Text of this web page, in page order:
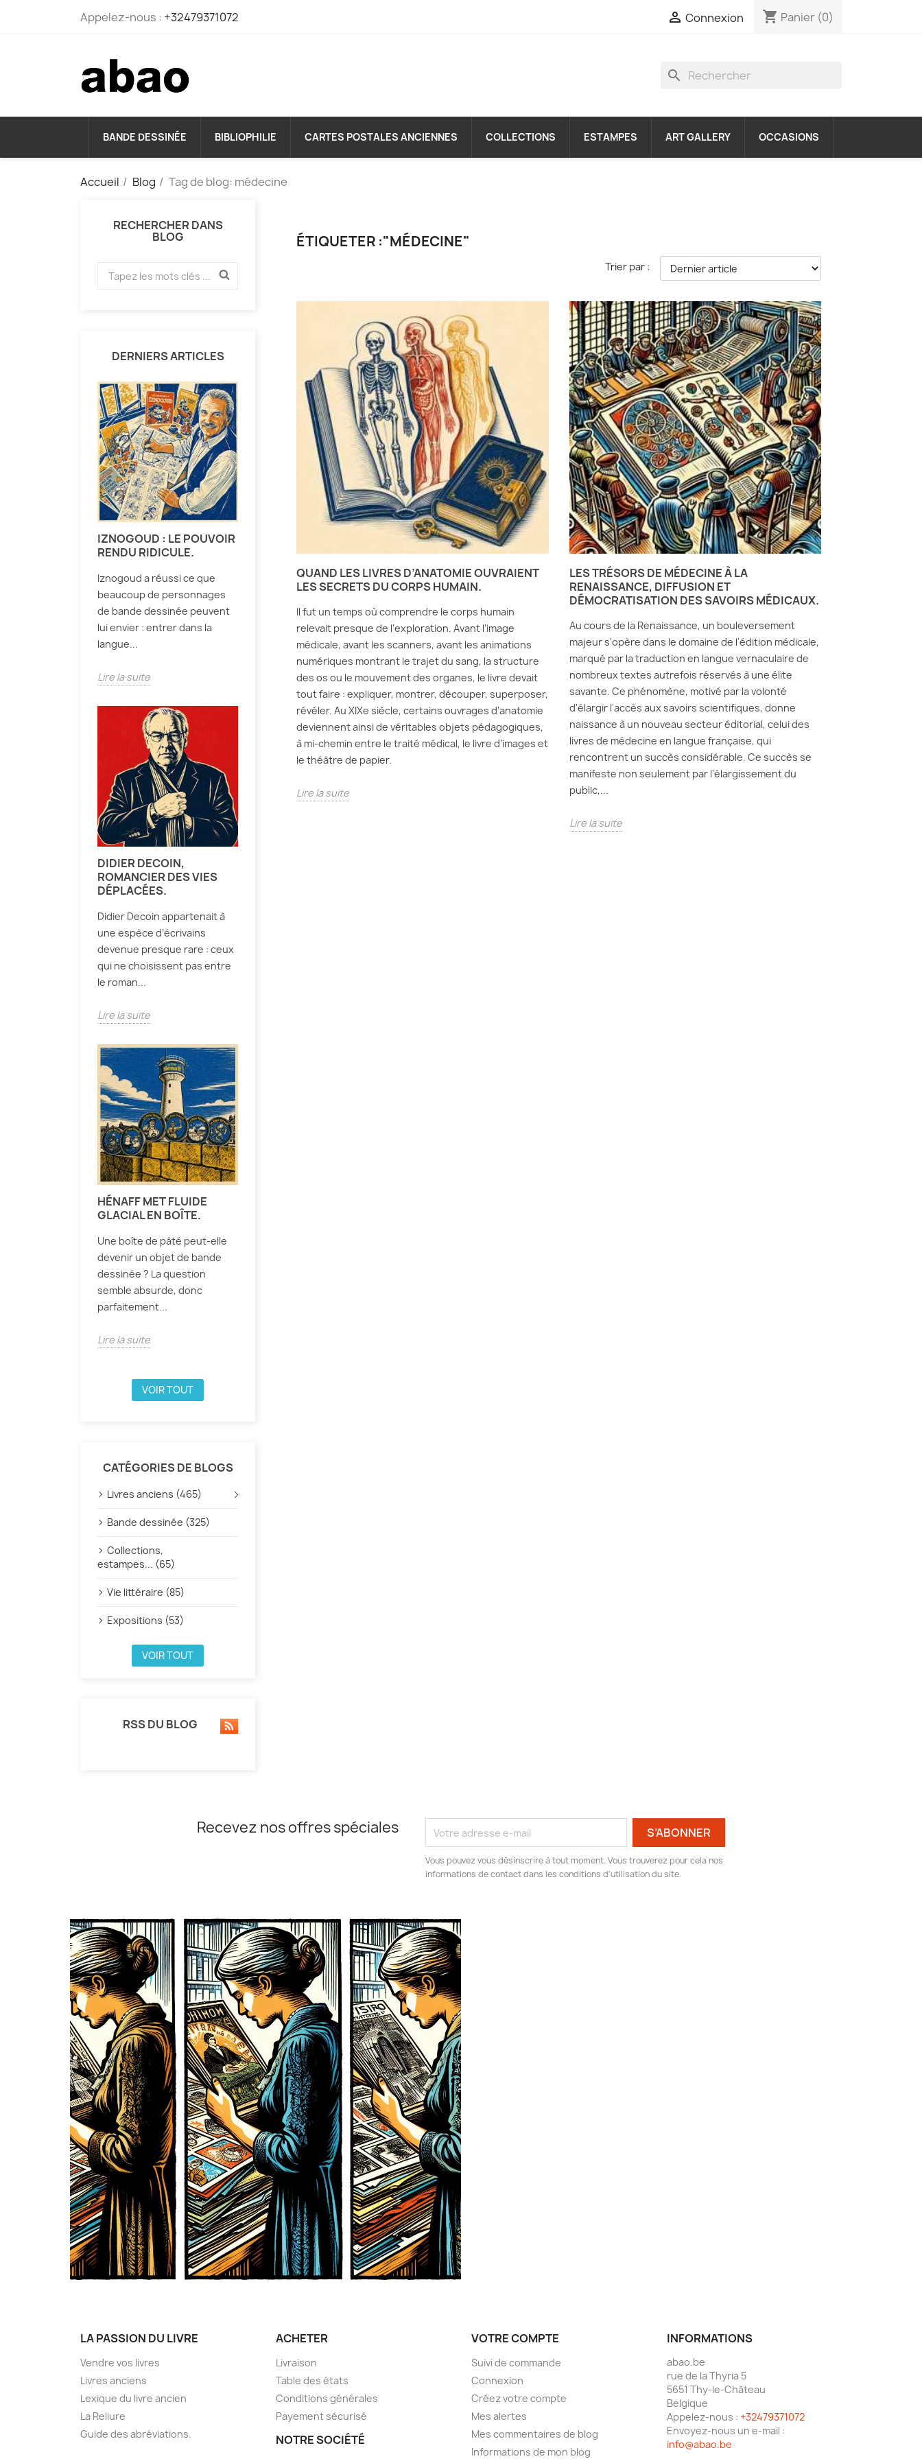
Appelez-nous : +32479371072  Connexion shopping_cart Panier (0)
search
BANDE DESSINÉE BIBLIOPHILIE CARTES POSTALES ANCIENNES COLLECTIONS ESTAMPES ART GALLERY OCCASIONS
Accueil Blog Tag de blog: médecine
RECHERCHER DANS
BLOG
DERNIERS ARTICLES
IZNOGOUD : LE POUVOIR
RENDU RIDICULE.
Iznogoud a réussi ce que
beaucoup de personnages
de bande dessinée peuvent
lui envier : entrer dans la
langue...
Lire la suite
DIDIER DECOIN,
ROMANCIER DES VIES
DÉPLACÉES.
Didier Decoin appartenait à
une espèce d’écrivains
devenue presque rare : ceux
qui ne choisissent pas entre
le roman...
Lire la suite
HÉNAFF MET FLUIDE
GLACIAL EN BOÎTE.
Une boîte de pâté peut-elle
devenir un objet de bande
dessinée ? La question
semble absurde, donc
parfaitement...
Lire la suite
VOIR TOUT
CATÉGORIES DE BLOGS
Livres anciens (465)
Bande dessinée (325)
Collections,
estampes... (65)
Vie littéraire (85)
Expositions (53)
VOIR TOUT
RSS DU BLOG
ÉTIQUETER :"MÉDECINE"
Trier par :
QUAND LES LIVRES D’ANATOMIE OUVRAIENT
LES SECRETS DU CORPS HUMAIN.
Il fut un temps où comprendre le corps humain
relevait presque de l’exploration. Avant l’image
médicale, avant les scanners, avant les animations
numériques montrant le trajet du sang, la structure
des os ou le mouvement des organes, le livre devait
tout faire : expliquer, montrer, découper, superposer,
révéler. Au XIXe siècle, certains ouvrages d’anatomie
deviennent ainsi de véritables objets pédagogiques,
à mi-chemin entre le traité médical, le livre d’images et
le théâtre de papier.
Lire la suite
LES TRÉSORS DE MÉDECINE À LA
RENAISSANCE, DIFFUSION ET
DÉMOCRATISATION DES SAVOIRS MÉDICAUX.
Au cours de la Renaissance, un bouleversement
majeur s'opère dans le domaine de l'édition médicale,
marqué par la traduction en langue vernaculaire de
nombreux textes autrefois réservés à une élite
savante. Ce phénomène, motivé par la volonté
d'élargir l'accès aux savoirs scientifiques, donne
naissance à un nouveau secteur éditorial, celui des
livres de médecine en langue française, qui
rencontrent un succès considérable. Ce succès se
manifeste non seulement par l'élargissement du
public,...
Lire la suite
Recevez nos offres spéciales
Vous pouvez vous désinscrire à tout moment. Vous trouverez pour cela nos
informations de contact dans les conditions d'utilisation du site.
LA PASSION DU LIVRE
Vendre vos livres
Livres anciens
Lexique du livre ancien
La Reliure
Guide des abréviations.
ACHETER
Livraison
Table des états
Conditions générales
Payement sécurisé
NOTRE SOCIÉTÉ
VOTRE COMPTE
Suivi de commande
Connexion
Créez votre compte
Mes alertes
Mes commentaires de blog
Informations de mon blog
INFORMATIONS
abao.be
rue de la Thyria 5
5651 Thy-le-Château
Belgique
Appelez-nous : +32479371072
Envoyez-nous un e-mail :
info@abao.be